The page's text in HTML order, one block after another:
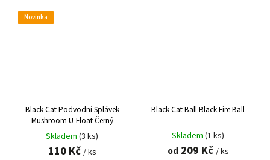
Novinka
Black Cat Podvodní Splávek
Mushroom U-Float Černý
Skladem (3 ks)
110 Kč / ks
Black Cat Ball Black Fire Ball
Skladem (1 ks)
od 209 Kč / ks